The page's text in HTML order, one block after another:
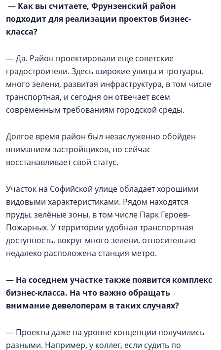
— Как вы считаете, Фрунзенский район
подходит для реализации проектов бизнес-
класса?
— Да. Район проектировали еще советские
градостроители. Здесь широкие улицы и тротуары,
много зелени, развитая инфраструктура, в том числе
транспортная, и сегодня он отвечает всем
современным требованиям городской среды.
Долгое время район был незаслуженно обойден
вниманием застройщиков, но сейчас
восстанавливает свой статус.
Участок на Софийской улице обладает хорошими
видовыми характеристиками. Рядом находятся
пруды, зелёные зоны, в том числе Парк Героев-
Пожарных. У территории удобная транспортная
доступность, вокруг много зелени, относительно
недалеко расположена станция метро.
— На соседнем участке также появится комплекс
бизнес-класса. На что важно обращать
внимание девелоперам в таких случаях?
— Проекты даже на уровне концепции получились
разными. Например, у коллег, если судить по